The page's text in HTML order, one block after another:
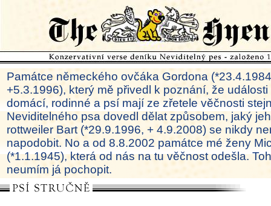
Památce německého ovčáka Gordona
+5.3.1996), který mě přivedl k poznání, že
domácí, rodinné a psí mají ze zřetele věčnosti
Neviditelného psa dovedl dělat způsobem, jaký
rottweiler Bart (*29.9.1996, + 4.9.2008) se nikdy
napodobit. No a od 8.8.2002 památce mé ženy
(*1.1.1945), která od nás na tu věčnost odešla.
neumím já pochopit.